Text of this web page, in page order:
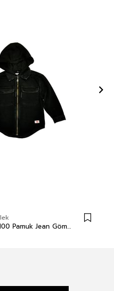
Newman Erkek %100 Pamuk Jean Gömlek Antra Black